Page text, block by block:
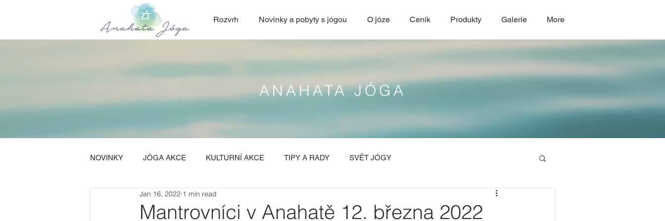
Rozvrh Novinky a pobyty s jógou O józe Ceník Produkty Galerie More
ANAHATA JÓGA
NOVINKY JÓGA AKCE KULTURNÍ AKCE TIPY A RADY SVĚT JÓGY
Mantrovníci v Anahatě 12. března 2022
Jan 16, 2022 1 min read